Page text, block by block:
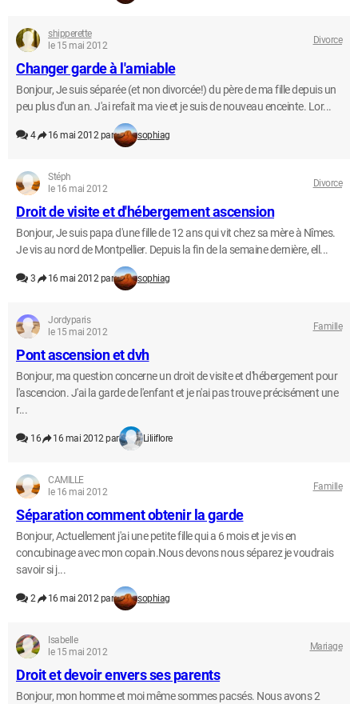
shipperette
le 15 mai 2012
Divorce
Changer garde à l'amiable
Bonjour, Je suis séparée (et non divorcée!) du père de ma fille depuis un
peu plus d'un an. J'ai refait ma vie et je suis de nouveau enceinte. Lor...
4 16 mai 2012 par sophiag
Stéph
le 16 mai 2012
Divorce
Droit de visite et d'hébergement ascension
Bonjour, Je suis papa d'une fille de 12 ans qui vit chez sa mère à Nîmes.
Je vis au nord de Montpellier. Depuis la fin de la semaine dernière, ell...
3 16 mai 2012 par sophiag
Jordyparis
le 15 mai 2012
Famille
Pont ascension et dvh
Bonjour, ma question concerne un droit de visite et d'hébergement pour
l'ascencion. J'ai la garde de l'enfant et je n'ai pas trouve précisément une
r...
16 16 mai 2012 par Liliiflore
CAMILLE
le 16 mai 2012
Famille
Séparation comment obtenir la garde
Bonjour, Actuellement j'ai une petite fille qui a 6 mois et je vis en
concubinage avec mon copain.Nous devons nous séparez je voudrais
savoir si j...
2 16 mai 2012 par sophiag
Isabelle
le 15 mai 2012
Mariage
Droit et devoir envers ses parents
Bonjour, mon homme et moi même sommes pacsés. Nous avons 2